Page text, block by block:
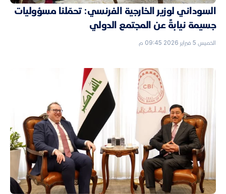
السوداني لوزير الخارجية الفرنسي: تحمّلنا مسؤوليات
جسيمة نيابةً عن المجتمع الدولي
الخميس 5 فبراير 2026 09:45 م